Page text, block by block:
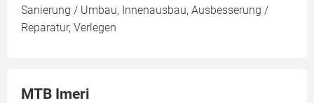
Sanierung / Umbau, Innenausbau, Ausbesserung /
Reparatur, Verlegen
MTB Imeri